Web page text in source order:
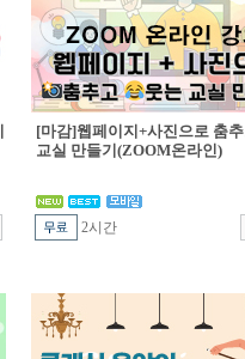
[마감]웹페이지+사진으로 춤
교실 만들기(ZOOM온라인)
2시간